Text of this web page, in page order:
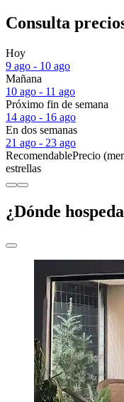
Consulta
Hoy
9 ago - 10 ago
Mañana
10 ago - 11 ago
Próximo fin de semana
14 ago - 16 ago
En dos semanas
21 ago - 23 ago
RecomendablePrecio
estrellas
¿Dónde